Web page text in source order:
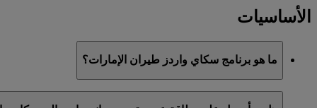
الأساسيات
ما هو برنامج سكاي واردز طيران الإمارات؟
سكاي واردز طيران الإمارات هو برنامج الولاء التابع لطيران الإمارات وفلاي